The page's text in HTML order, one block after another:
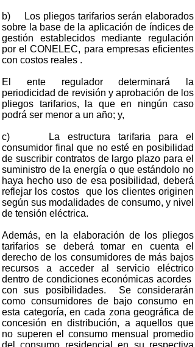
b) Los pliegos tarifarios serán elaborados
sobre la base de la aplicación de índices de
gestión establecidos mediante regulación
por el CONELEC, para empresas eficientes
con costos reales .
El ente regulador determinará la
periodicidad de revisión y aprobación de los
pliegos tarifarios, la que en ningún caso
podrá ser menor a un año; y,
c) La estructura tarifaria para el
consumidor final que no esté en posibilidad
de suscribir contratos de largo plazo para el
suministro de la energía o que estándolo no
haya hecho uso de esa posibilidad, deberá
reflejar los costos que los clientes originen
según sus modalidades de consumo, y nivel
de tensión eléctrica.
Además, en la elaboración de los pliegos
tarifarios se deberá tomar en cuenta el
derecho de los consumidores de más bajos
recursos a acceder al servicio eléctrico
dentro de condiciones económicas acordes
con sus posibilidades. Se considerarán
como consumidores de bajo consumo en
esta categoría, en cada zona geográfica de
concesión en distribución, a aquellos que
no superen el consumo mensual promedio
del consumo residencial en su respectiva